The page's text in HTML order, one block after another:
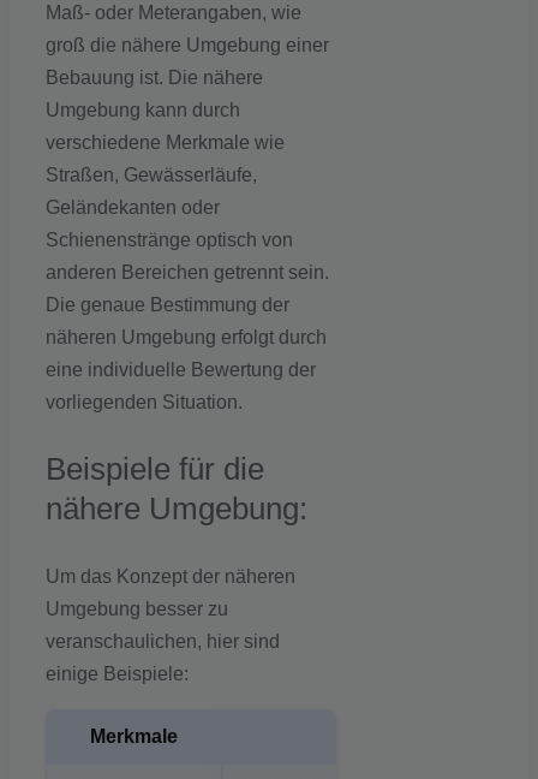
Maß- oder Meterangaben, wie
groß die nähere Umgebung einer
Bebauung ist. Die nähere
Umgebung kann durch
verschiedene Merkmale wie
Straßen, Gewässerläufe,
Geländekanten oder
Schienenstränge optisch von
anderen Bereichen getrennt sein.
Die genaue Bestimmung der
näheren Umgebung erfolgt durch
eine individuelle Bewertung der
vorliegenden Situation.
Beispiele für die
nähere Umgebung:
Um das Konzept der näheren
Umgebung besser zu
veranschaulichen, hier sind
einige Beispiele:
Merkmale